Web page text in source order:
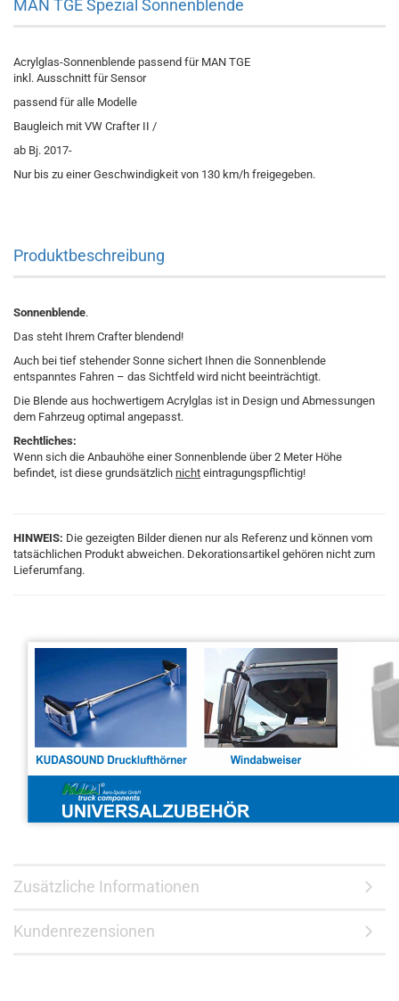
MAN TGE Spezial Sonnenblende
Acrylglas-Sonnenblende passend für MAN TGE
inkl. Ausschnitt für Sensor
passend für alle Modelle
Baugleich mit VW Crafter II /
ab Bj. 2017-
Nur bis zu einer Geschwindigkeit von 130 km/h freigegeben.
Produktbeschreibung
Sonnenblende.
Das steht Ihrem Crafter blendend!
Auch bei tief stehender Sonne sichert Ihnen die Sonnenblende
entspanntes Fahren – das Sichtfeld wird nicht beeinträchtigt.
Die Blende aus hochwertigem Acrylglas ist in Design und Abmessungen
dem Fahrzeug optimal angepasst.
Rechtliches:
Wenn sich die Anbauhöhe einer Sonnenblende über 2 Meter Höhe
befindet, ist diese grundsätzlich nicht eintragungspflichtig!
HINWEIS: Die gezeigten Bilder dienen nur als Referenz und können vom
tatsächlichen Produkt abweichen. Dekorationsartikel gehören nicht zum
Lieferumfang.
Zusätzliche Informationen
Kundenrezensionen